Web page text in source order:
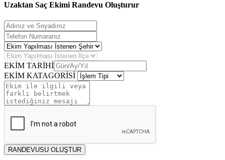
Uzaktan Saç Ekimi Randevu Oluşturur
EKİM TARİHİ
EKİM KATAGORİSİ
RANDEVUSU OLUŞTUR